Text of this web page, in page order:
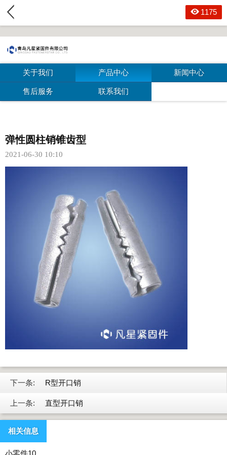
关于我们 产品中心 新闻中心
售后服务 联系我们
1175
弹性圆柱销锥齿型
2021-06-30 10:10
下一条: R型开口销
上一条: 直型开口销
相关信息
小零件10